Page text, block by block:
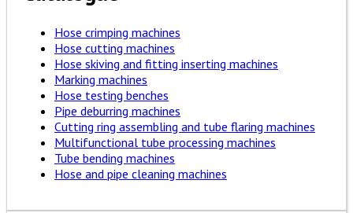
Hose crimping machines
Hose cutting machines
Hose skiving and fitting inserting machines
Marking machines
Hose testing benches
Pipe deburring machines
Cutting ring assembling and tube flaring machines
Multifunctional tube processing machines
Tube bending machines
Hose and pipe cleaning machines